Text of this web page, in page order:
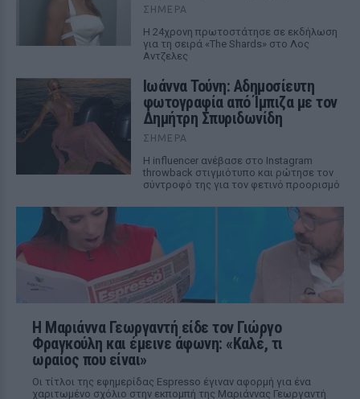
ΣΉΜΕΡΑ
Η 24χρονη πρωτοστάτησε σε εκδήλωση
για τη σειρά «The Shards» στο Λος
Αντζελες
Ιωάννα Τούνη: Αδημοσίευτη
φωτογραφία από Ίμπιζα με τον
Δημήτρη Σπυριδωνίδη
ΣΉΜΕΡΑ
Η influencer ανέβασε στο Instagram
throwback στιγμιότυπο και ρώτησε τον
σύντροφό της για τον φετινό προορισμό
Η Μαριάννα Γεωργαντή είδε τον Γιώργο
Φραγκούλη και έμεινε άφωνη: «Καλέ, τι
ωραίος που είναι»
Οι τίτλοι της εφημερίδας Espresso έγιναν αφορμή για ένα
χαριτωμένο σχόλιο στην εκπομπή της Μαριάννας Γεωργαντή